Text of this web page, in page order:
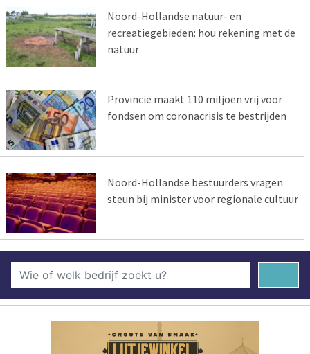
Noord-Hollandse natuur- en
recreatiegebieden: hou rekening met de
natuur
Provincie maakt 110 miljoen vrij voor
fondsen om coronacrisis te bestrijden
Noord-Hollandse bestuurders vragen
steun bij minister voor regionale cultuur